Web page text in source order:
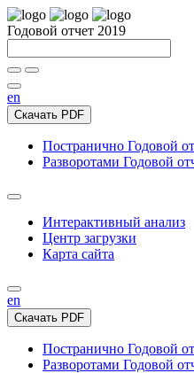
Годовой отчет 2019
en
Скачать PDF
Постранично Годовой
Разворотами Годовой
Интерактивный анализ
Центр загрузки
Карта сайта
en
Скачать PDF
Постранично Годовой
Разворотами Годовой